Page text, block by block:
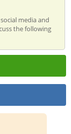
media and
the following